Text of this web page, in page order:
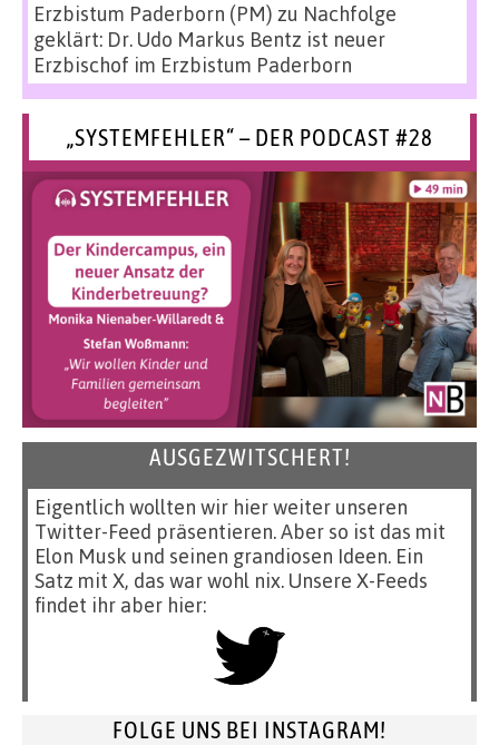
Erzbistum Paderborn (PM) zu Nachfolge
geklärt: Dr. Udo Markus Bentz ist neuer
Erzbischof im Erzbistum Paderborn
„SYSTEMFEHLER“ – DER PODCAST #28
AUSGEZWITSCHERT!
Eigentlich wollten wir hier weiter unseren
Twitter-Feed präsentieren. Aber so ist das mit
Elon Musk und seinen grandiosen Ideen. Ein
Satz mit X, das war wohl nix. Unsere X-Feeds
findet ihr aber hier:
FOLGE UNS BEI INSTAGRAM!